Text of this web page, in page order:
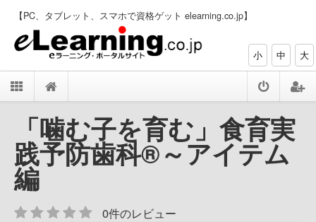
【PC、タブレット、スマホで資格ゲット elearning.co.jp】
小 中 大
「噛む子を育む」食育実
践予防歯科®～アイテム
編
0件のレビュー